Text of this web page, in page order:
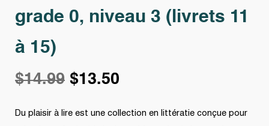
grade 0, niveau 3 (livrets 11
à 15)
$14.99 Original
price
$13.50
price
Du plaisir à lire est une collection en littératie conçue pour